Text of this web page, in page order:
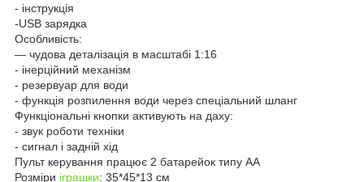
- інструкція
-USB зарядка
Особливість:
— чудова деталізація в масштабі 1:16
- інерційний механізм
- резервуар для води
- функція розпилення води через спеціальний шланг
Функціональні кнопки активують на даху:
- звук роботи техніки
- сигнал і задній хід
Пульт керування працює 2 батарейок типу АА
Розміри іграшки: 35*45*13 см